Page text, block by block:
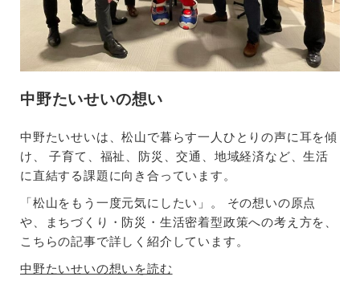
中野たいせいの想い
中野たいせいは、松山で暮らす一人ひとりの声に耳を傾
け、 子育て、福祉、防災、交通、地域経済など、生活
に直結する課題に向き合っています。
「松山をもう一度元気にしたい」。 その想いの原点
や、まちづくり・防災・生活密着型政策への考え方を、
こちらの記事で詳しく紹介しています。
中野たいせいの想いを読む